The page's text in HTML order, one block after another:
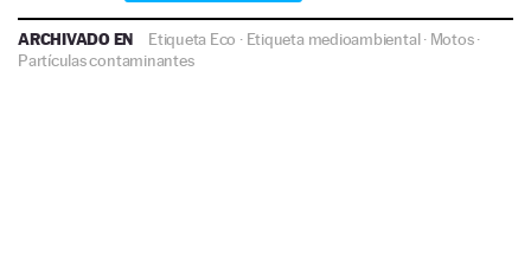
ARCHIVADO EN Etiqueta Eco · Etiqueta medioambiental· Motos·
Partículas contaminantes